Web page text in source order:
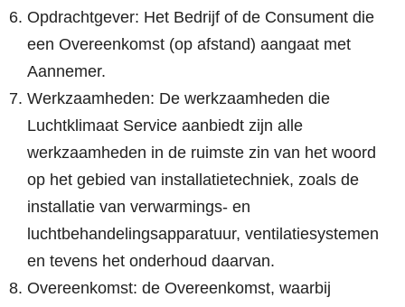
Opdrachtgever: Het Bedrijf of de Consument die
een Overeenkomst (op afstand) aangaat met
Aannemer.
Werkzaamheden: De werkzaamheden die
Luchtklimaat Service aanbiedt zijn alle
werkzaamheden in de ruimste zin van het woord
op het gebied van installatietechniek, zoals de
installatie van verwarmings- en
luchtbehandelingsapparatuur, ventilatiesystemen
en tevens het onderhoud daarvan.
Overeenkomst: de Overeenkomst, waarbij